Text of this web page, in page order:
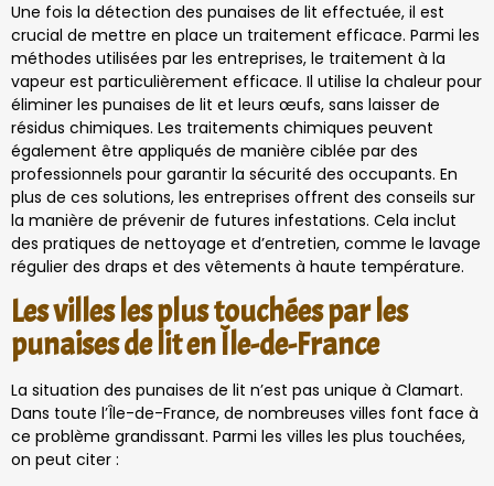
Une fois la détection des punaises de lit effectuée, il est
crucial de mettre en place un traitement efficace. Parmi les
méthodes utilisées par les entreprises, le traitement à la
vapeur est particulièrement efficace. Il utilise la chaleur pour
éliminer les punaises de lit et leurs œufs, sans laisser de
résidus chimiques. Les traitements chimiques peuvent
également être appliqués de manière ciblée par des
professionnels pour garantir la sécurité des occupants. En
plus de ces solutions, les entreprises offrent des conseils sur
la manière de prévenir de futures infestations. Cela inclut
des pratiques de nettoyage et d’entretien, comme le lavage
régulier des draps et des vêtements à haute température.
Les villes les plus touchées par les
punaises de lit en Île-de-France
La situation des punaises de lit n’est pas unique à Clamart.
Dans toute l’Île-de-France, de nombreuses villes font face à
ce problème grandissant. Parmi les villes les plus touchées,
on peut citer :